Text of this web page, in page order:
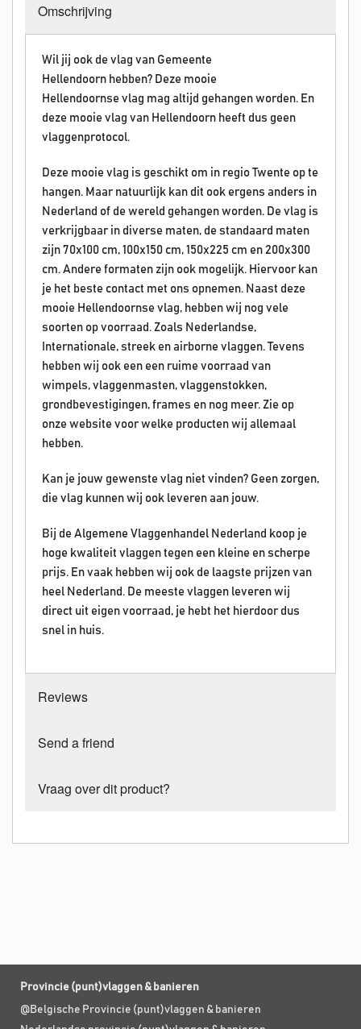
Omschrijving
Wil jij ook de vlag van Gemeente
Hellendoorn hebben? Deze mooie
Hellendoornse vlag mag altijd gehangen worden. En
deze mooie vlag van Hellendoorn heeft dus geen
vlaggenprotocol.
Deze mooie vlag is geschikt om in regio Twente op te
hangen. Maar natuurlijk kan dit ook ergens anders in
Nederland of de wereld gehangen worden. De vlag is
verkrijgbaar in diverse maten, de standaard maten
zijn 70x100 cm, 100x150 cm, 150x225 cm en 200x300
cm. Andere formaten zijn ook mogelijk. Hiervoor kan
je het beste contact met ons opnemen. Naast deze
mooie Hellendoornse vlag, hebben wij nog vele
soorten op voorraad. Zoals Nederlandse,
Internationale, streek en airborne vlaggen. Tevens
hebben wij ook een een ruime voorraad van
wimpels, vlaggenmasten, vlaggenstokken,
grondbevestigingen, frames en nog meer. Zie op
onze website voor welke producten wij allemaal
hebben.
Kan je jouw gewenste vlag niet vinden? Geen zorgen,
die vlag kunnen wij ook leveren aan jouw.
Bij de Algemene Vlaggenhandel Nederland koop je
hoge kwaliteit vlaggen tegen een kleine en scherpe
prijs. En vaak hebben wij ook de laagste prijzen van
heel Nederland. De meeste vlaggen leveren wij
direct uit eigen voorraad, je hebt het hierdoor dus
snel in huis.
Reviews
Send a friend
Vraag over dit product?
Provincie (punt)vlaggen & banieren
@Belgische Provincie (punt)vlaggen & banieren